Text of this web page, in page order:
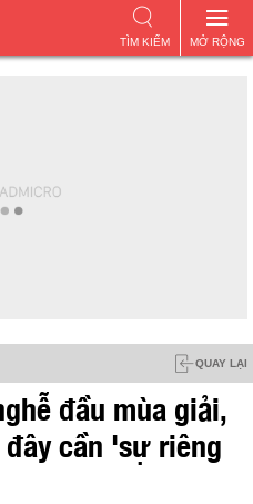
MỞ RỘNG
TÌM KIẾM
QUAY LẠI
đầu mùa giải,
cần 'sự riêng